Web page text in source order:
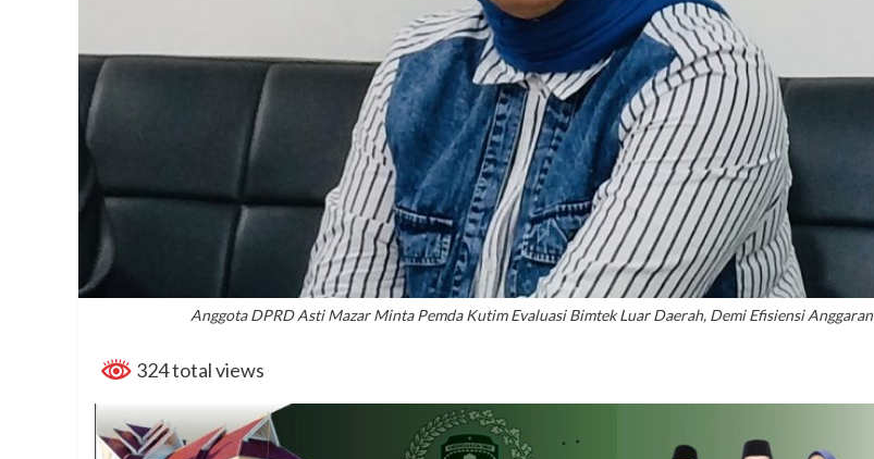
Anggota DPRD Asti Mazar Minta Pemda Kutim Evaluasi Bimtek Luar Daerah, Demi Efisiensi Anggaran
324 total views